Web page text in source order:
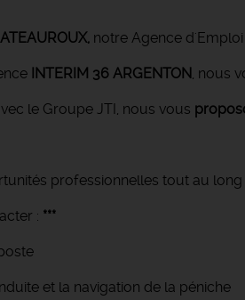
, notre Agence d'Emploi
INTERIM 36 ARGENTON, nous
le Groupe JTI, nous vous
professionnelles tout au long
: ***
et la navigation de la péniche